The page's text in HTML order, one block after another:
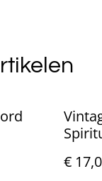
€